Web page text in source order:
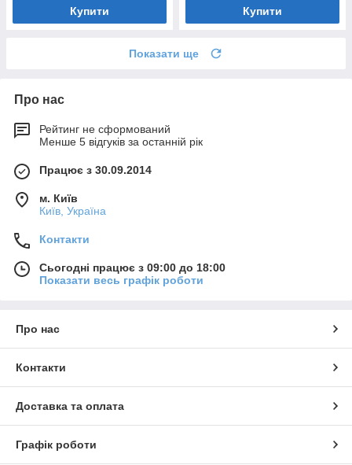
Купити Купити
Показати ще
Про нас
Рейтинг не сформований
Менше 5 відгуків за останній рік
Працює з 30.09.2014
м. Київ
Київ, Україна
Контакти
Сьогодні працює з 09:00 до 18:00
Показати весь графік роботи
Про нас
Контакти
Доставка та оплата
Графік роботи